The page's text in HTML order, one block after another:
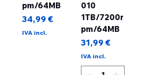
pm/64MB
Preço
34,99 €
IVA incl.
010
1TB/7200r
pm/64MB
Preço
31,99 €
IVA incl.